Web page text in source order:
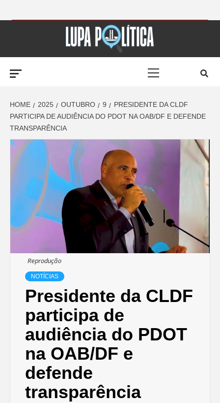
LUPA
POLÍTICA –
AMPLIANDO A
NOTÍCIA
HOME 2025 OUTUBRO 9
PRESIDENTE DA CLDF
PARTICIPA DE AUDIÊNCIA DO PDOT NA OAB/DF E DEFENDE
TRANSPARÊNCIA
Reprodução
NOTÍCIAS
Presidente da CLDF
participa de
audiência do PDOT
na OAB/DF e
defende
transparência